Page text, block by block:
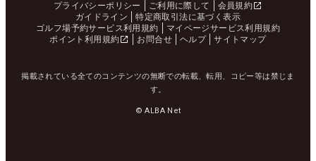
プライバシーポリシー
ご利用に際して
会員規約
ガイドライン
特定商取引法に基づく表示
ゴルフ場予約サービス利用規約
マイページサービス利用規約
ポイント利用規約
お問合せ ヘルプ サイトマップ
掲載されている全てのコンテンツの無断での転載、転用、コピー等は禁じま
す。
© ALBA Net